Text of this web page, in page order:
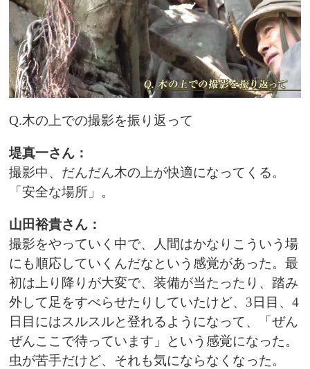
Q.木の上での撮影を振り返って
堤真一さん：
撮影中、だんだん木の上が快適になってくる。
「安全な場所」。
山田裕貴さん：
撮影をやっていく中で、人間はかなりこういう場
にも順応していくんだなという感覚があった。最
初は上り降りが大変で、装備が当たったり、踏み
外して足をすべらせたりしていたけど、3日目、4
日目にはスルスルと登れるようになって、「ぜん
ぜんここで待っています」という感覚になった。
虫が苦手だけど、それも気にならなくなった。